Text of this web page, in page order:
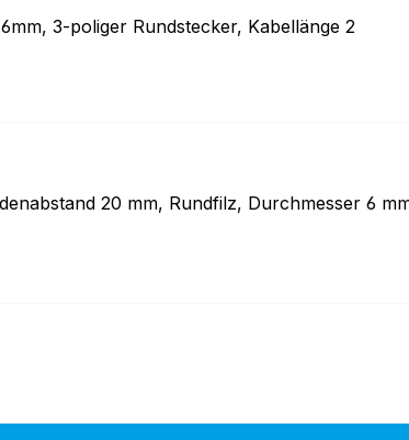
3-poliger Rundstecker, Kabellänge 2
20 mm, Rundfilz, Durchmesser 6